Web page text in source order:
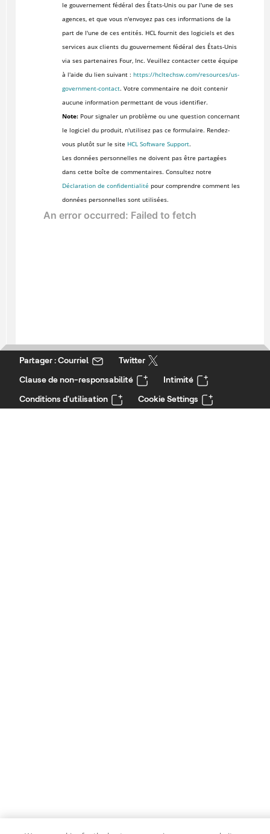
le gouvernement fédéral des États-Unis ou par l'une de ses
agences, et que vous n'envoyez pas ces informations de la
part de l'une de ces entités. HCL fournit des logiciels et des
services aux clients du gouvernement fédéral des États-Unis
via ses partenaires Four, Inc. Veuillez contacter cette équipe
à l'aide du lien suivant : https://hcltechsw.com/resources/us-
government-contact. Votre commentaire ne doit contenir
aucune information permettant de vous identifier.
Note:Pour signaler un problème ou une question concernant
le logiciel du produit, n'utilisez pas ce formulaire. Rendez-
vous plutôt sur le site HCL Software Support.
Les données personnelles ne doivent pas être partagées
dans cette boîte de commentaires. Consultez notre
Déclaration de confidentialité pour comprendre comment les
données personnelles sont utilisées.
Partager : Courriel
Twitter
Clause de non-responsabilité
Intimité
Conditions d'utilisation
Cookie Settings